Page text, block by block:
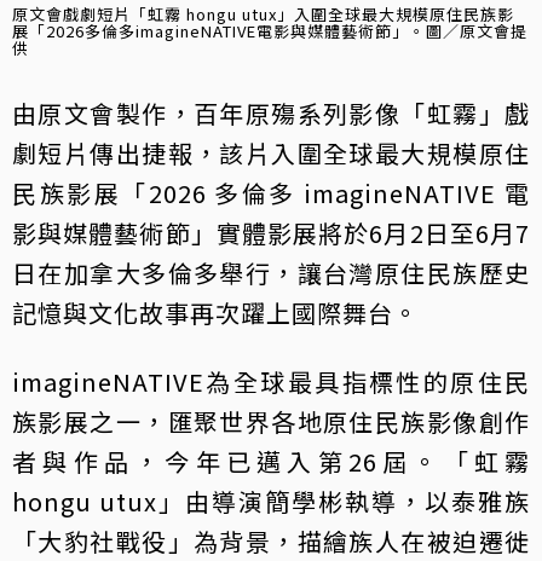
原文會戲劇短片「虹霧 hongu utux」入圍全球最大規模原住民族影
展「2026多倫多imagineNATIVE電影與媒體藝術節」。圖／原文會提
供
由原文會製作，百年原殤系列影像「虹霧」戲
劇短片傳出捷報，該片入圍全球最大規模原住
民族影展「2026 多倫多 imagineNATIVE 電
影與媒體藝術節」實體影展將於6月2日至6月7
日在加拿大多倫多舉行，讓台灣原住民族歷史
記憶與文化故事再次躍上國際舞台。
imagineNATIVE為全球最具指標性的原住民
族影展之一，匯聚世界各地原住民族影像創作
者與作品，今年已邁入第26屆。「虹霧
hongu utux」由導演簡學彬執導，以泰雅族
「大豹社戰役」為背景，描繪族人在被迫遷徙